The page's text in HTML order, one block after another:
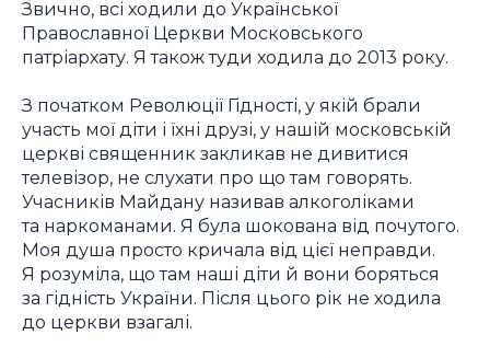
Звично, всі ходили до Української
Православної Церкви Московського
патріархату. Я також туди ходила до 2013 року.
З початком Революції Гідності, у якій брали
участь мої діти і їхні друзі, у нашій московській
церкві священник закликав не дивитися
телевізор, не слухати про що там говорять.
Учасників Майдану називав алкоголіками
та наркоманами. Я була шокована від почутого.
Моя душа просто кричала від цієї неправди.
Я розуміла, що там наші діти й вони боряться
за гідність України. Після цього рік не ходила
до церкви взагалі.